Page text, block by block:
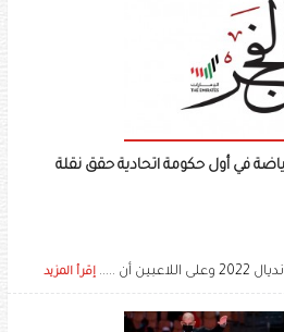
في أول حكومة اتحادية حقق نقلة
أن ..... إقرأ المزيد